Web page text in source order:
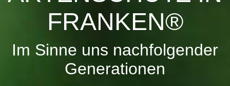
FRANKEN®
Im Sinne uns nachfolgender
Generationen